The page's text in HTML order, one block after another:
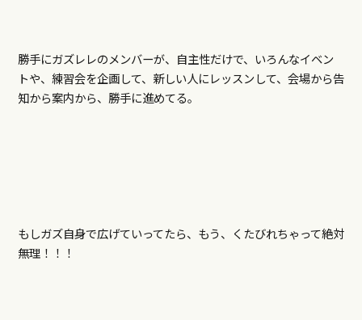
勝手にガズレレのメンバーが、自主性だけで、いろんなイベン
トや、練習会を企画して、新しい人にレッスンして、会場から告
知から案内から、勝手に進めてる。
もしガズ自身で広げていってたら、もう、くたびれちゃって絶対
無理！！！